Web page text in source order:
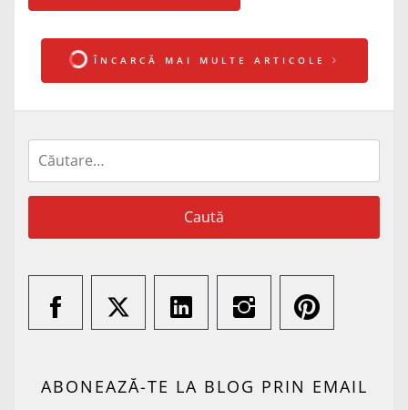
ÎNCARCĂ MAI MULTE ARTICOLE
după:
ABONEAZĂ-TE LA BLOG PRIN EMAIL